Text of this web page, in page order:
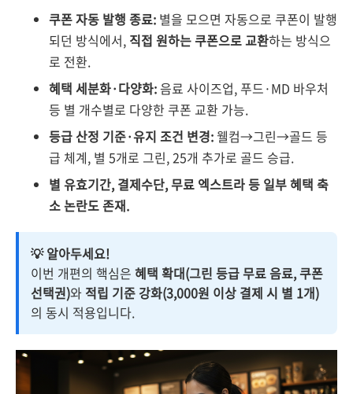
쿠폰 자동 발행 종료: 별을 모으면 자동으로 쿠폰이 발행
되던 방식에서, 직접 원하는 쿠폰으로 교환하는 방식으
로 전환.
혜택 세분화·다양화:음료 사이즈업, 푸드·MD 바우처
등 별 개수별로 다양한 쿠폰 교환 가능.
등급 산정 기준·유지 조건 변경:웰컴→그린→골드 등
급 체계, 별 5개로 그린, 25개 추가로 골드 승급.
별 유효기간, 결제수단, 무료 엑스트라 등 일부 혜택 축
소 논란도 존재.
💡 알아두세요!
이번 개편의 핵심은 혜택 확대(그린 등급 무료 음료, 쿠폰
선택권)와 적립 기준 강화(3,000원 이상 결제 시 별 1개)
의 동시 적용입니다.